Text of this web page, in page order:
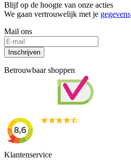
Blijf op de hoogte van onze acties
We gaan vertrouwelijk met je gegevens
Mail ons
Inschrijven
Betrouwbaar shoppen
Klantenservice